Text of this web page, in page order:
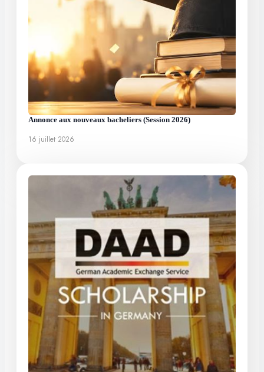
Annonce aux nouveaux bacheliers (Session 2026)
16 juillet 2026